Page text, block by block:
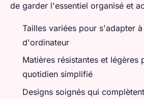
de garder l'essentiel organisé et
Tailles variées pour s'adapter
d'ordinateur
Matières résistantes et légères
quotidien simplifié
Designs soignés qui